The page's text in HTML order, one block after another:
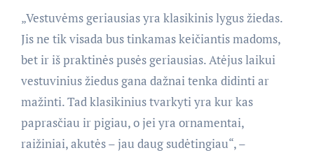
„Vestuvėms geriausias yra klasikinis lygus žiedas.
Jis ne tik visada bus tinkamas keičiantis madoms,
bet ir iš praktinės pusės geriausias. Atėjus laikui
vestuvinius žiedus gana dažnai tenka didinti ar
mažinti. Tad klasikinius tvarkyti yra kur kas
paprasčiau ir pigiau, o jei yra ornamentai,
raižiniai, akutės – jau daug sudėtingiau“, –